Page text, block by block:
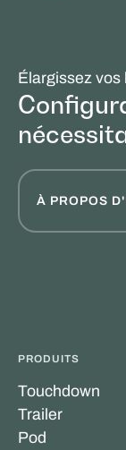
Élargissez vos
À PROPOS
PRODUITS
Touchdown
Trailer
Pod